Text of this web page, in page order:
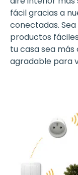
fácil gracias a
conectadas.
productos
tu casa sea
agradable para